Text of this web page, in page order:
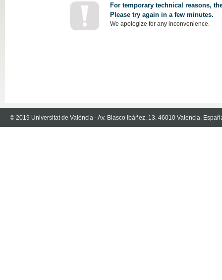
For temporary technical reasons,
Please try again in a few minutes.
We apologize for any inconvenience.
© 2019 Universitat de València - Av. Blasco Ibáñez, 13. 46010 Valencia.